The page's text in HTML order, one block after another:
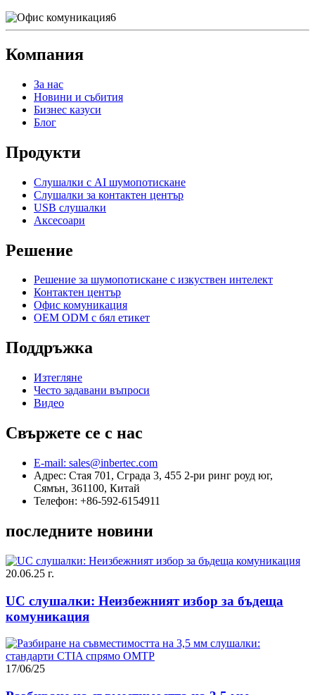
Компания
За нас
Новини и събития
Бизнес казуси
Блог
Продукти
Слушалки с AI шумопотискане
Слушалки за контактен център
USB слушалки
Аксесоари
Решение
Решение за шумопотискане с изкуствен интелект
Контактен център
Офис комуникация
OEM ODM с бял етикет
Поддръжка
Изтегляне
Често задавани въпроси
Видео
Свържете се с нас
E-mail: sales@inbertec.com
Адрес: Стая 701, Сграда 3, 455 2-ри ринг роуд юг,
Сямън, 361100, Китай
Телефон: +86-592-6154911
последните новини
20.06.25 г.
UC слушалки: Неизбежният избор за бъдеща
комуникация
17/06/25